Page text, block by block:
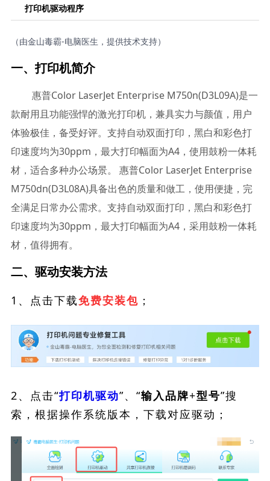
打印机驱动程序
（由金山毒霸-电脑医生，提供技术支持）
一、打印机简介
惠普Color LaserJet Enterprise M750n(D3L09A)是一
款耐用且功能强悍的激光打印机，兼具实力与颜值，用户
体验极佳，备受好评。支持自动双面打印，黑白和彩色打
印速度均为30ppm，最大打印幅面为A4，使用鼓粉一体耗
材，适合多种办公场景。 惠普Color LaserJet Enterprise
M750dn(D3L08A)具备出色的质量和做工，使用便捷，完
全满足日常办公需求。支持自动双面打印，黑白和彩色打
印速度均为30ppm，最大打印幅面为A4，采用鼓粉一体耗
材，值得拥有。
二、驱动安装方法
1、点击下载免费安装包 ；
2、点击“打印机驱动”、“输入品牌+型号”搜
索，根据操作系统版本，下载对应驱动；